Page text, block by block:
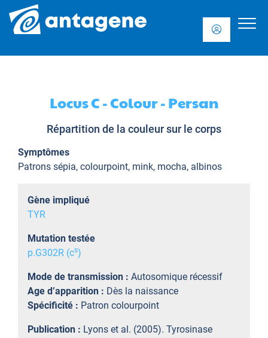
Locus C - Colour - Persan
Répartition de la couleur sur le corps
Symptômes
Patrons sépia, colourpoint, mink, mocha, albinos
Gène impliqué
TYR
Mutation testée
p.G302R (cs)
Mode de transmission : Autosomique récessif
Age d’apparition : Dès la naissance
Spécificité : Patron colourpoint
Publication : Lyons et al. (2005). Tyrosinase